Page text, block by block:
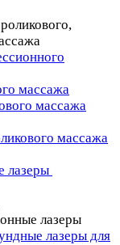
массажа
массажа
массажа
лазеры
лазеры
лазеры для